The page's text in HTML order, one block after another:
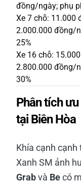
đồng/ngày; phụ
Xe 7 chỗ: 11.000
2.000.000 đồng/
25%
Xe 16 chỗ:
2.800.000 đồng/
30%
Phân tích
tại Biên Hòa
Khía cạnh cạnh
Xanh SM ảnh
Grabvà Becó